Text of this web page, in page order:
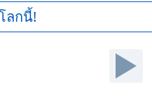
ลกนี้!